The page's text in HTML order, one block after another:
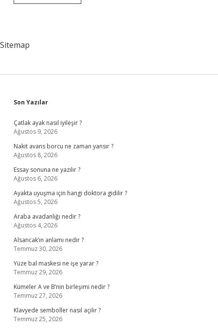
Demokrasi
Sitemap
Sidebar
Son Yazılar
Çatlak ayak nasıl iyileşir ?
Ağustos 9, 2026
Nakit avans borcu ne zaman yansır ?
Ağustos 8, 2026
Essay sonuna ne yazılır ?
Ağustos 6, 2026
Ayakta uyuşma için hangi doktora gidilir ?
Ağustos 5, 2026
Araba avadanlığı nedir ?
Ağustos 4, 2026
Alsancak’ın anlamı nedir ?
Temmuz 30, 2026
Yüze bal maskesi ne işe yarar ?
Temmuz 29, 2026
Kümeler A ve B’nin birleşimi nedir ?
Temmuz 27, 2026
Klavyede semboller nasıl açılır ?
Temmuz 25, 2026